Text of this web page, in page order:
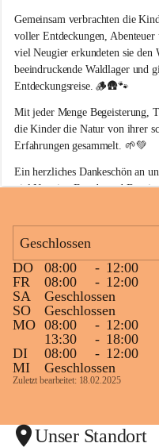
k
i
r
c
h
e
n
b
e
i
r
a
Gemeinsam verbrachten die
voller Entdeckungen,
viel Neugier erkundeten sie den
beeindruckende Waldlager und
Entdeckungsreise. 🪵🛖🐾
Mit jeder Menge Begeisterung,
die Kinder die Natur von ihrer
Erfahrungen gesammelt. 🌱💚
Ein herzliches Dankeschön an
viel Neugier, Freude und
Geschlossen
DO
08:00 - 12:00
FR
08:00 - 12:00
SA
Geschlossen
SO
Geschlossen
MO 08:00 - 12:00
13:30
- 18:00
DI
08:00 - 12:00
MI
Geschlossen
Zuletzt bearbeitet: 18.02.2025
Unser Standort